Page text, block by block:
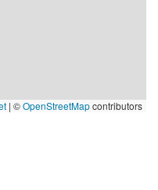
| ©OpenStreetMapcontributors